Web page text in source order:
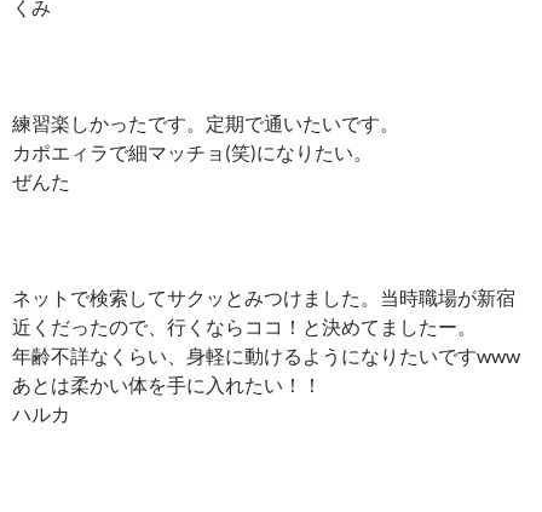
くみ
練習楽しかったです。定期で通いたいです。
カポエィラで細マッチョ(笑)になりたい。
ぜんた
ネットで検索してサクッとみつけました。当時職場が新宿
近くだったので、行くならココ！と決めてましたー。
年齢不詳なくらい、身軽に動けるようになりたいですwww
あとは柔かい体を手に入れたい！！
ハルカ